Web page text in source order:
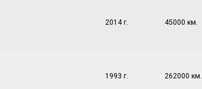
2014 г. 45000 км.
1993 г. 262000 км.